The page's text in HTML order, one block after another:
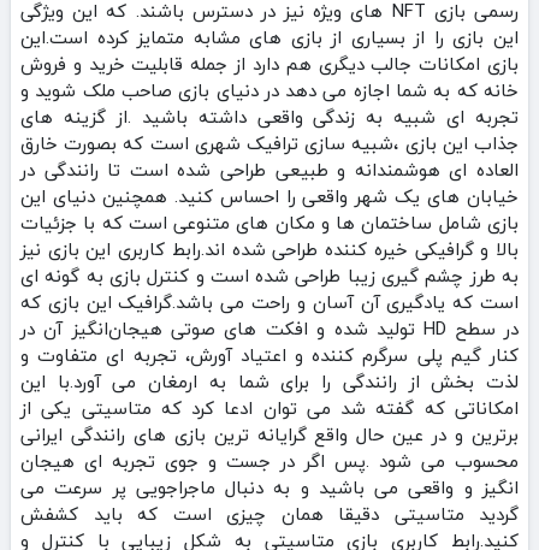
رسمی بازی NFT های ویژه نیز در دسترس باشند. که این ویژگی
این بازی را از بسیاری از بازی‌ های مشابه متمایز کرده است‌.این
بازی امکانات جالب دیگری هم دارد از جمله قابلیت خرید و فروش
خانه که به شما اجازه می‌ دهد در دنیای بازی صاحب ملک شوید و
تجربه‌ ای شبیه به زندگی واقعی داشته باشید .از گزینه های
جذاب این بازی ،شبیه سازی ترافیک شهری است که بصورت خارق
العاده ای هوشمندانه و طبیعی طراحی شده است تا رانندگی در
خیابان‌ های یک شهر واقعی را احساس کنید. همچنین دنیای این
بازی شامل ساختمان‌ ها و مکان‌ های متنوعی است که با جزئیات
بالا و گرافیکی خیره‌ کننده طراحی شده‌ اند.رابط کاربری این بازی نیز
به طرز چشم گیری زیبا طراحی شده است و کنترل بازی به گونه‌ ای
است که یادگیری آن آسان و راحت می باشد.گرافیک این بازی که
در سطح HD تولید شده و افکت های صوتی هیجان‌انگیز آن در
کنار گیم‌ پلی سرگرم‌ کننده و اعتیاد آورش، تجربه‌ ای متفاوت و
لذت‌ بخش از رانندگی را برای شما به ارمغان می‌ آورد.با این
امکاناتی که گفته شد می توان ادعا کرد که متاسیتی یکی از
برترین و در عین حال واقع گرایانه ترین بازی های رانندگی ایرانی
محسوب می شود .پس اگر در جست و جوی تجربه ای هیجان
انگیز و واقعی می باشید و به دنبال ماجراجویی پر سرعت می
گردید متاسیتی دقیقا همان چیزی است که باید کشفش
کنید.رابط کاربری بازی متاسیتی به شکل زیبایی با کنترل و